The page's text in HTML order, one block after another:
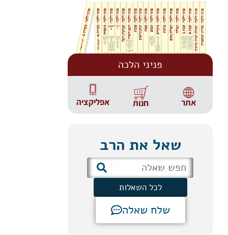
פניני הלכה
אתר חנות אפליקציה
שאל את הרב
לכל השאלות
שלח שאלה